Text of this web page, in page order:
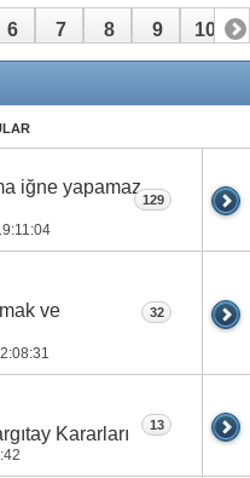
6 7 8 9 10
iğne yapamaz
129
ve
32
Kararları
13